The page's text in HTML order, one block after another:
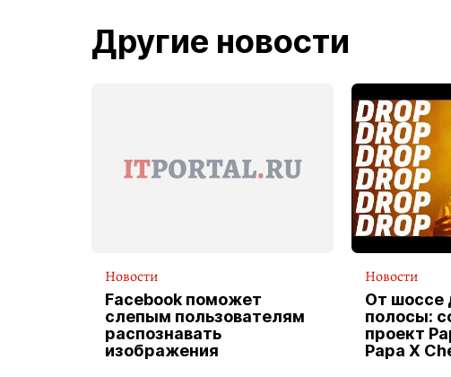
Другие новости
Новости
Facebook поможет
слепым пользователям
распознавать
изображения
Новости
От шоссе
полосы:
проект
Papa X